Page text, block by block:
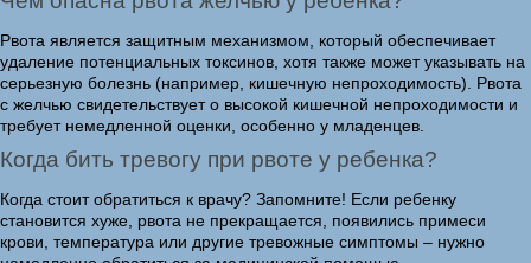
Рвота является защитным механизмом, который обеспечивает
удаление потенциальных токсинов, хотя также может указывать на
серьезную болезнь (например, кишечную непроходимость). Рвота
с желчью свидетельствует о высокой кишечной непроходимости и
требует немедленной оценки, особенно у младенцев.
Когда бить тревогу при рвоте у ребенка?
Когда стоит обратиться к врачу? Запомните! Если ребенку
становится хуже, рвота не прекращается, появились примеси
крови, температура или другие тревожные симптомы – нужно